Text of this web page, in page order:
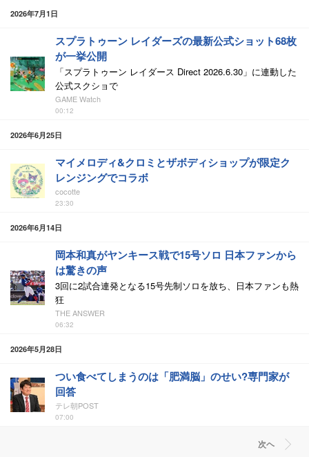
2026年7月1日
スプラトゥーン レイダーズの最新公式ショット68枚
が一挙公開
「スプラトゥーン レイダース Direct 2026.6.30」に連動した
公式スクショで
GAME Watch
00:12
2026年6月25日
マイメロディ&クロミとザボディショップが限定ク
レンジングでコラボ
cocotte
23:30
2026年6月14日
岡本和真がヤンキース戦で15号ソロ 日本ファンから
は驚きの声
3回に2試合連発となる15号先制ソロを放ち、日本ファンも熱
狂
THE ANSWER
06:32
2026年5月28日
つい食べてしまうのは「肥満脳」のせい?専門家が
回答
テレ朝POST
07:00
次ヘ